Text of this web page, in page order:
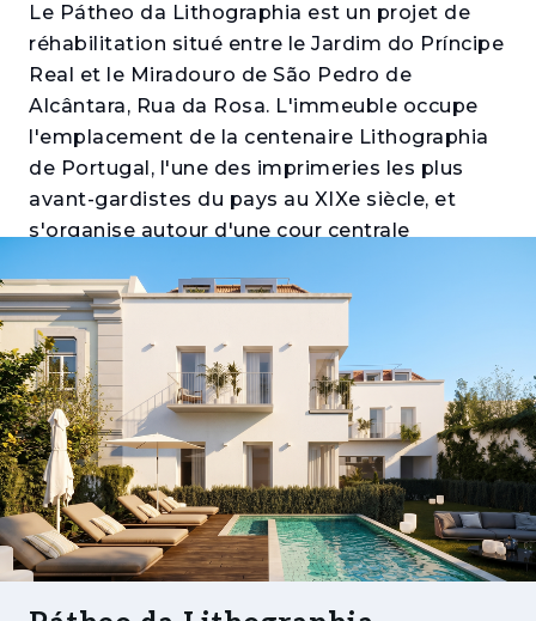
Le Pátheo da Lithographia est un projet de
réhabilitation situé entre le Jardim do Príncipe
Real et le Miradouro de São Pedro de
Alcântara, Rua da Rosa. L'immeuble occupe
l'emplacement de la centenaire Lithographia
de Portugal, l'une des imprimeries les plus
avant-gardistes du pays au XIXe siècle, et
s'organise autour d'une cour centrale
Pátio do Tijolo et la Rua da Rosa. Pour ceux
qui recherchent un appartement dans le
Príncipe Real, il s'agit de l'une des rares
occasions où réhabilitation à signature
architecturale, adresse historique et
commodités d'une résidence privée
convergent en une seule proposition au cœur
de Lisbonne.
Le projet, signé par le studio